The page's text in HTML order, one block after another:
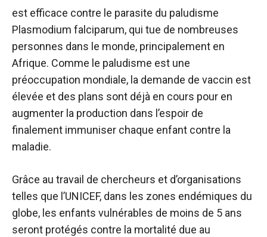
est efficace contre le parasite du paludisme
Plasmodium falciparum, qui tue de nombreuses
personnes dans le monde, principalement en
Afrique. Comme le paludisme est une
préoccupation mondiale, la demande de vaccin est
élevée et des plans sont déjà en cours pour en
augmenter la production dans l’espoir de
finalement immuniser chaque enfant contre la
maladie.
Grâce au travail de chercheurs et d’organisations
telles que l’UNICEF, dans les zones endémiques du
globe, les enfants vulnérables de moins de 5 ans
seront protégés contre la mortalité due au